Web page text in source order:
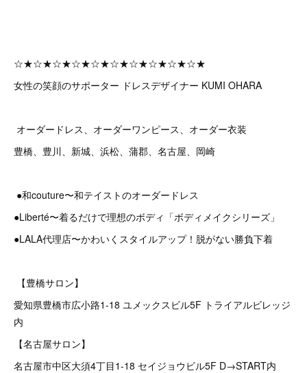
☆★☆★☆★☆★☆★☆★☆★☆★☆★☆★
女性の笑顔のサポーター ドレスデザイナー KUMI OHARA
オーダードレス、オーダーワンピース、オーダー衣装
豊橋、豊川、新城、浜松、蒲郡、名古屋、岡崎
●和couture〜和テイストのオーダードレス
●Liberté〜着るだけで理想のボディ「ボディメイクシリーズ」
●LALA代理店〜かわいくスタイルアップ！脱がない勝負下着
【豊橋サロン】
愛知県豊橋市広小路1-18 ユメックスビル5F トライアルビレッジ
内
【名古屋サロン】
名古屋市中区大須4丁目1-18 セイジョウビル5F D→START内